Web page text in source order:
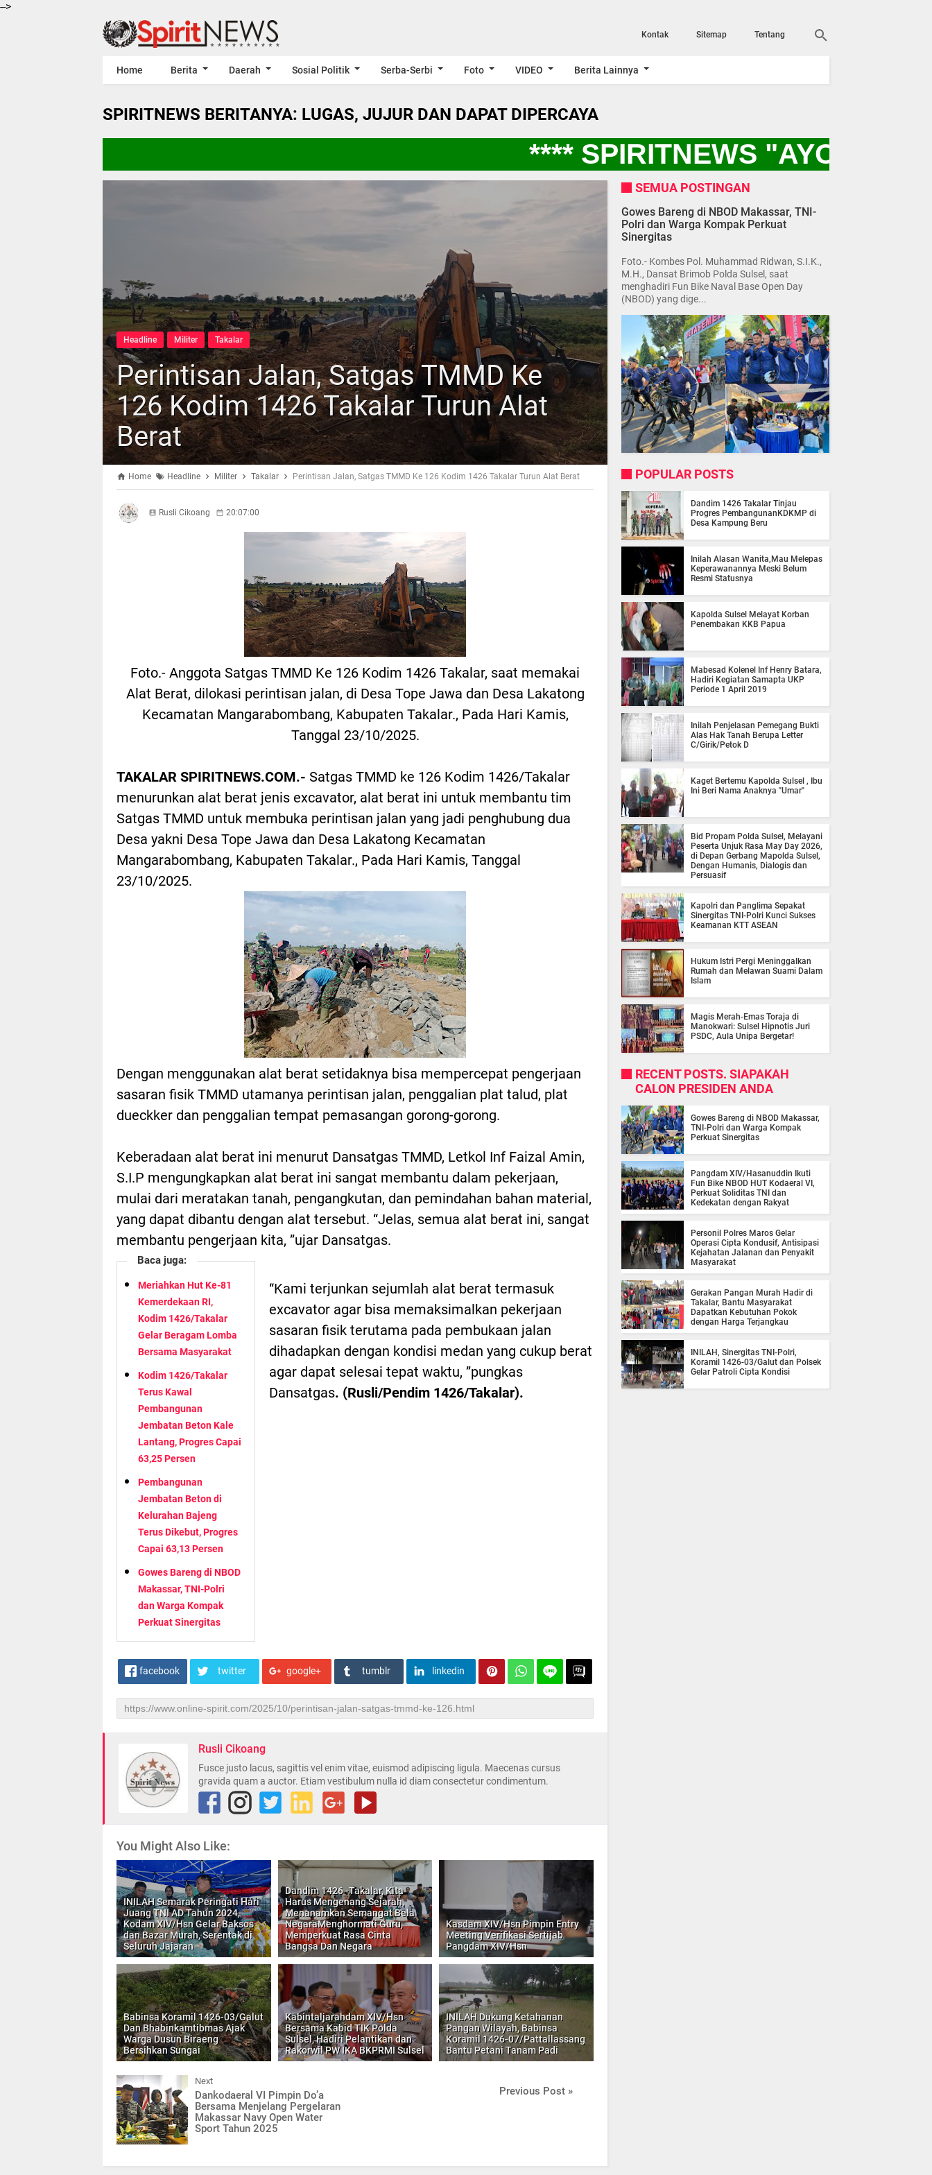
-->
Kontak Sitemap Tentang
Home Berita Daerah Sosial Politik Serba-Serbi Foto VIDEO Berita Lainnya
SPIRITNEWS BERITANYA: LUGAS, JUJUR DAN DAPAT DIPERCAYA
**** SPIRITNEWS "AYO KITA
Headline Militer Takalar
Perintisan Jalan, Satgas TMMD Ke
126 Kodim 1426 Takalar Turun Alat
Berat
Home Headline Militer Takalar Perintisan Jalan, Satgas TMMD Ke 126 Kodim 1426 Takalar Turun Alat Berat
Rusli Cikoang 20:07:00
Foto.- Anggota Satgas TMMD Ke 126 Kodim 1426 Takalar, saat memakai
Alat Berat, dilokasi perintisan jalan, di Desa Tope Jawa dan Desa Lakatong
Kecamatan Mangarabombang, Kabupaten Takalar., Pada Hari Kamis,
Tanggal 23/10/2025.
TAKALAR SPIRITNEWS.COM.- Satgas TMMD ke 126 Kodim 1426/Takalar
menurunkan alat berat jenis excavator, alat berat ini untuk membantu tim
Satgas TMMD untuk membuka perintisan jalan yang jadi penghubung dua
Desa yakni Desa Tope Jawa dan Desa Lakatong Kecamatan
Mangarabombang, Kabupaten Takalar., Pada Hari Kamis, Tanggal
23/10/2025.
Dengan menggunakan alat berat setidaknya bisa mempercepat pengerjaan
sasaran fisik TMMD utamanya perintisan jalan, penggalian plat talud, plat
dueckker dan penggalian tempat pemasangan gorong-gorong.
Keberadaan alat berat ini menurut Dansatgas TMMD, Letkol Inf Faizal Amin,
S.I.P mengungkapkan alat berat ini sangat membantu dalam pekerjaan,
mulai dari meratakan tanah, pengangkutan, dan pemindahan bahan material,
yang dapat dibantu dengan alat tersebut. “Jelas, semua alat berat ini, sangat
membantu pengerjaan kita, ”ujar Dansatgas.
Baca juga:
Meriahkan Hut Ke-81
Kemerdekaan RI,
Kodim 1426/Takalar
Gelar Beragam Lomba
Bersama Masyarakat
Kodim 1426/Takalar
Terus Kawal
Pembangunan
Jembatan Beton Kale
Lantang, Progres Capai
63,25 Persen
Pembangunan
Jembatan Beton di
Kelurahan Bajeng
Terus Dikebut, Progres
Capai 63,13 Persen
Gowes Bareng di NBOD
Makassar, TNI-Polri
dan Warga Kompak
Perkuat Sinergitas
“Kami terjunkan sejumlah alat berat termasuk
excavator agar bisa memaksimalkan pekerjaan
sasaran fisik terutama pada pembukaan jalan
dihadapkan dengan kondisi medan yang cukup berat
agar dapat selesai tepat waktu, ”pungkas
Dansatgas. (Rusli/Pendim 1426/Takalar).
facebook twitter google+ tumblr linkedin
Rusli Cikoang
Fusce justo lacus, sagittis vel enim vitae, euismod adipiscing ligula. Maecenas cursus
gravida quam a auctor. Etiam vestibulum nulla id diam consectetur condimentum.
You Might Also Like:
INILAH Semarak Peringati Hari
Juang TNI AD Tahun 2024,
Kodam XIV/Hsn Gelar Baksos
dan Bazar Murah, Serentak di
Seluruh Jajaran
Dandim 1426 -Takalar, Kita
Harus Mengenang Sejarah,
Menanamkan Semangat Bela
NegaraMenghormati Guru,
Memperkuat Rasa Cinta
Bangsa Dan Negara
Kasdam XIV/Hsn Pimpin Entry
Meeting Verifikasi Sertijab
Pangdam XIV/Hsn
Babinsa Koramil 1426-03/Galut
Dan Bhabinkamtibmas Ajak
Warga Dusun Biraeng
Bersihkan Sungai
Kabintaljarahdam XIV/Hsn
Bersama Kabid TIK Polda
Sulsel, Hadiri Pelantikan dan
Rakorwil PW IKA BKPRMI Sulsel
INILAH Dukung Ketahanan
Pangan Wilayah, Babinsa
Koramil 1426-07/Pattallassang
Bantu Petani Tanam Padi
Next
Dankodaeral VI Pimpin Do’a
Bersama Menjelang Pergelaran
Makassar Navy Open Water
Sport Tahun 2025
Previous Post »
SEMUA POSTINGAN
Gowes Bareng di NBOD Makassar, TNI-
Polri dan Warga Kompak Perkuat
Sinergitas
Foto.- Kombes Pol. Muhammad Ridwan, S.I.K.,
M.H., Dansat Brimob Polda Sulsel, saat
menghadiri Fun Bike Naval Base Open Day
(NBOD) yang dige...
POPULAR POSTS
Dandim 1426 Takalar Tinjau
Progres PembangunanKDKMP di
Desa Kampung Beru
Inilah Alasan Wanita,Mau Melepas
Keperawanannya Meski Belum
Resmi Statusnya
Kapolda Sulsel Melayat Korban
Penembakan KKB Papua
Mabesad Kolenel Inf Henry Batara,
Hadiri Kegiatan Samapta UKP
Periode 1 April 2019
Inilah Penjelasan Pemegang Bukti
Alas Hak Tanah Berupa Letter
C/Girik/Petok D
Kaget Bertemu Kapolda Sulsel , Ibu
Ini Beri Nama Anaknya "Umar"
Bid Propam Polda Sulsel, Melayani
Peserta Unjuk Rasa May Day 2026,
di Depan Gerbang Mapolda Sulsel,
Dengan Humanis, Dialogis dan
Persuasif
Kapolri dan Panglima Sepakat
Sinergitas TNI-Polri Kunci Sukses
Keamanan KTT ASEAN
Hukum Istri Pergi Meninggalkan
Rumah dan Melawan Suami Dalam
Islam
Magis Merah-Emas Toraja di
Manokwari: Sulsel Hipnotis Juri
PSDC, Aula Unipa Bergetar!
RECENT POSTS. SIAPAKAH
CALON PRESIDEN ANDA
Gowes Bareng di NBOD Makassar,
TNI-Polri dan Warga Kompak
Perkuat Sinergitas
Pangdam XIV/Hasanuddin Ikuti
Fun Bike NBOD HUT Kodaeral VI,
Perkuat Soliditas TNI dan
Kedekatan dengan Rakyat
Personil Polres Maros Gelar
Operasi Cipta Kondusif, Antisipasi
Kejahatan Jalanan dan Penyakit
Masyarakat
Gerakan Pangan Murah Hadir di
Takalar, Bantu Masyarakat
Dapatkan Kebutuhan Pokok
dengan Harga Terjangkau
INILAH, Sinergitas TNI-Polri,
Koramil 1426-03/Galut dan Polsek
Gelar Patroli Cipta Kondisi